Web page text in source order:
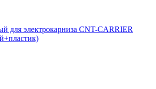
для электрокарниза CNT-CARRIER